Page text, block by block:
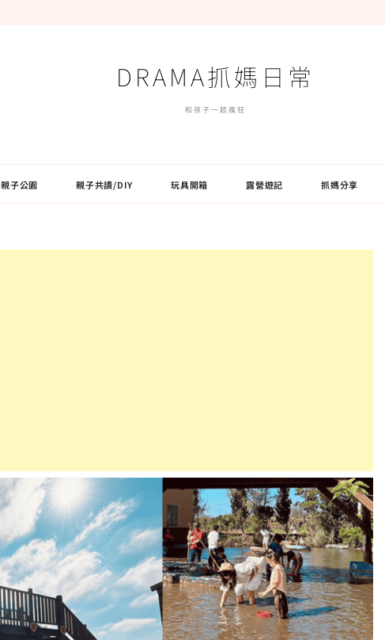
DRAMA抓媽日常
和孩子一起瘋狂
親子公園 親子共讀/DIY 玩具開箱 露營遊記 抓媽分享